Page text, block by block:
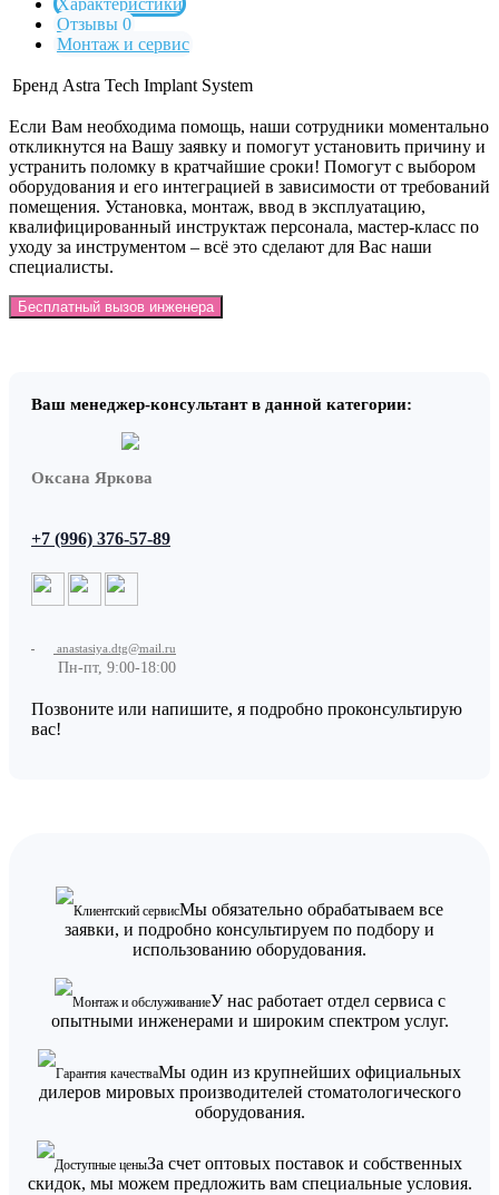
Отзывы 0
Монтаж и сервис
Бренд Astra Tech Implant System
Если Вам необходима помощь, наши сотрудники моментально
откликнутся на Вашу заявку и помогут установить причину и
устранить поломку в кратчайшие сроки! Помогут с выбором
оборудования и его интеграцией в зависимости от требований
помещения. Установка, монтаж, ввод в эксплуатацию,
квалифицированный инструктаж персонала, мастер-класс по
уходу за инструментом – всё это сделают для Вас наши
специалисты.
Бесплатный вызов инженера
Ваш менеджер-консультант в данной категории:
Оксана Яркова
+7 (996) 376-57-89
anastasiya.dtg@mail.ru
Пн-пт, 9:00-18:00
Позвоните или напишите, я подробно проконсультирую
вас!
Клиентский сервисМы обязательно обрабатываем все
заявки, и подробно консультируем по подбору и
использованию оборудования.
Монтаж и обслуживаниеУ нас работает отдел сервиса с
опытными инженерами и широким спектром услуг.
Гарантия качестваМы один из крупнейших официальных
дилеров мировых производителей стоматологического
оборудования.
Доступные ценыЗа счет оптовых поставок и собственных
скидок, мы можем предложить вам специальные условия.